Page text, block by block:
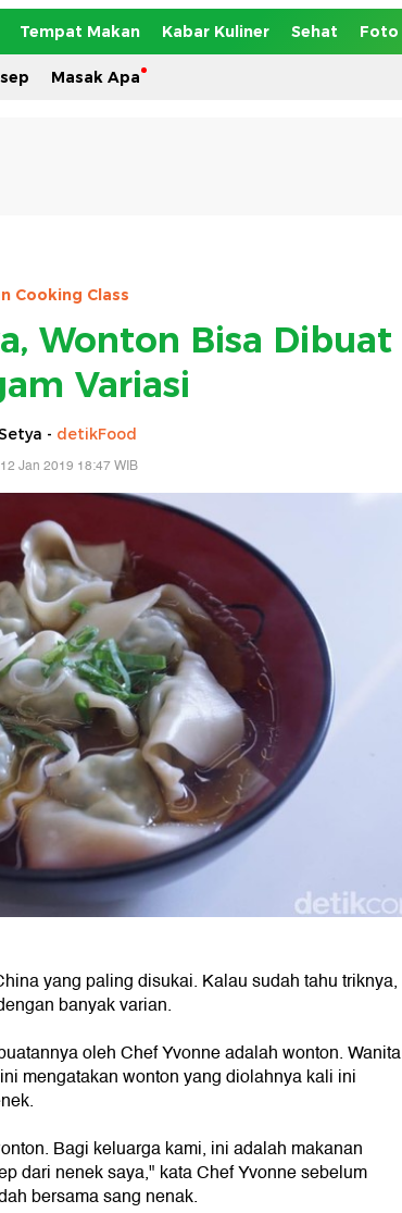
Tempat Makan Kabar Kuliner Sehat Foto
Masak Apa
Cooking Class
Wonton Bisa Dibuat
Variasi
- detikFood
Jan 2019 18:47 WIB
yang paling disukai. Kalau sudah tahu triknya,
banyak varian.
oleh Chef Yvonne adalah wonton. Wanita
mengatakan wonton yang diolahnya kali ini
Bagi keluarga kami, ini adalah makanan
dari nenek saya," kata Chef Yvonne sebelum
bersama sang nenak.